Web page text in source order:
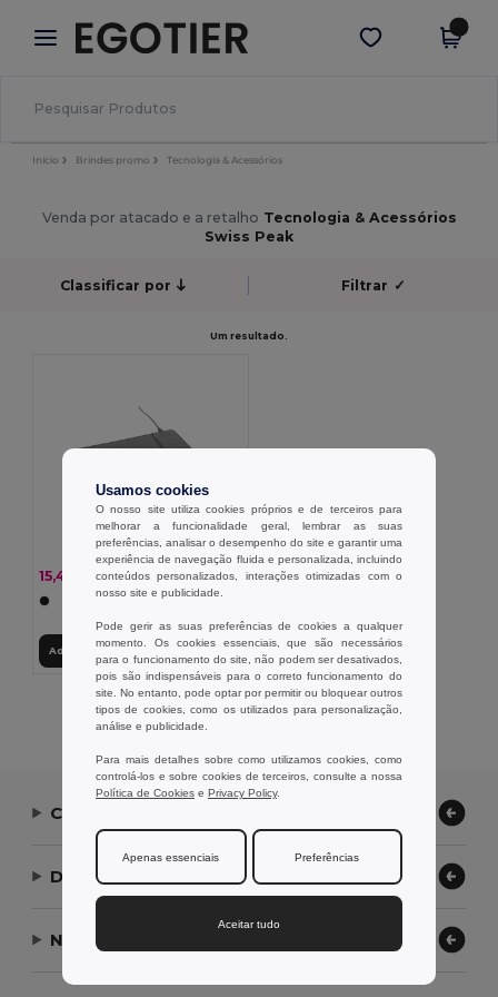
× App Egotier
Melhores preços na app!
Obter app
Início Brindes promo Tecnologia & Acessórios
Venda por atacado e a retalho Tecnologia & Acessórios
Swiss Peak
Classificar por Filtrar ✓
Um resultado.
15,43 € 19,60 € -21%
Adicionar ao Carrinho
Exibindo Todos Os Produtos.
Contate-nos
Deixe-nos ajudar
Nossa Empresa
Usamos cookies
O nosso site utiliza cookies próprios e de terceiros para
melhorar a funcionalidade geral, lembrar as suas
preferências, analisar o desempenho do site e garantir uma
experiência de navegação fluida e personalizada, incluindo
conteúdos personalizados, interações otimizadas com o
nosso site e publicidade.
Pode gerir as suas preferências de cookies a qualquer
momento. Os cookies essenciais, que são necessários
para o funcionamento do site, não podem ser desativados,
pois são indispensáveis para o correto funcionamento do
site. No entanto, pode optar por permitir ou bloquear outros
tipos de cookies, como os utilizados para personalização,
análise e publicidade.
Para mais detalhes sobre como utilizamos cookies, como
controlá-los e sobre cookies de terceiros, consulte a nossa
Política de Cookies e Privacy Policy.
Apenas essenciais Preferências
Aceitar tudo